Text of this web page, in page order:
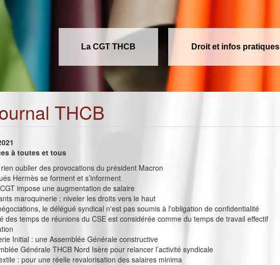
La CGT THCB Droit et infos pratiques
THCB
à toutes et tous
oublier des provocations du président Macron
Hermès se forment et s’informent
impose une augmentation de salaire
maroquinerie : niveler les droits vers le haut
le délégué syndical n'est pas soumis à l'obligation de confidentialité
des temps de réunions du CSE est considérée comme du temps de travail effectif
Initial : une Assemblée Générale constructive
Générale THCB Nord Isère pour relancer l’activité syndicale
: pour une réelle revalorisation des salaires minima